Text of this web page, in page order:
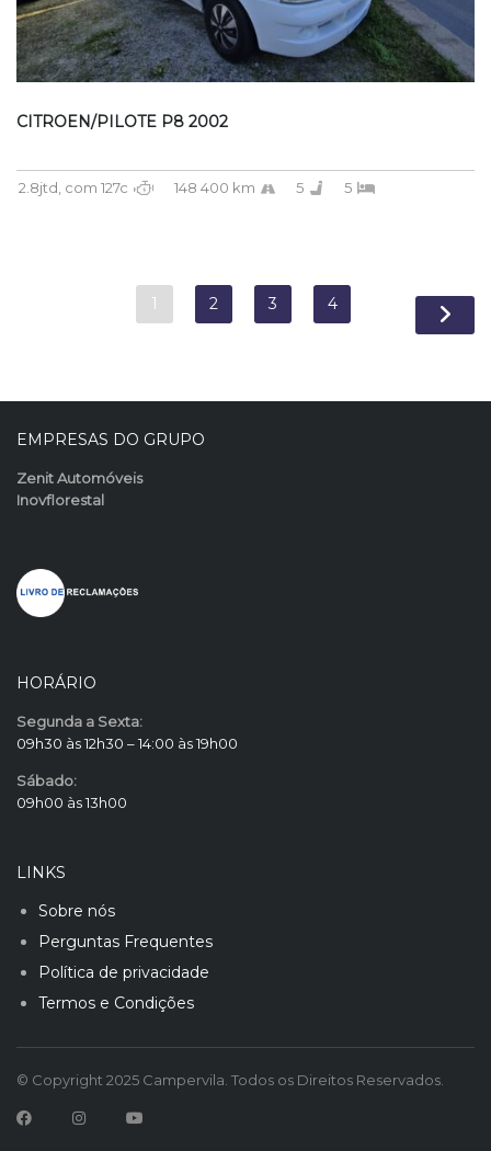
CITROEN/PILOTE P8 2002
2.8jtd, com 127c 148 400 km 5 5
1 2 3 4
EMPRESAS DO GRUPO
Zenit Automóveis
Inovflorestal
HORÁRIO
Segunda a Sexta:
09h30 às 12h30 – 14:00 às 19h00
Sábado:
09h00 às 13h00
LINKS
Sobre nós
Perguntas Frequentes
Política de privacidade
Termos e Condições
© Copyright 2025 Campervila. Todos os Direitos Reservados.